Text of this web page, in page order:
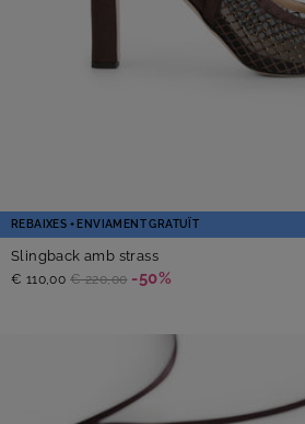
REBAIXES + ENVIAMENT GRATUÏT
Slingback amb strass
€ 110,00 € 220,00 -50%